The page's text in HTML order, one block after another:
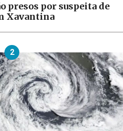
presos por suspeita de
Xavantina
2